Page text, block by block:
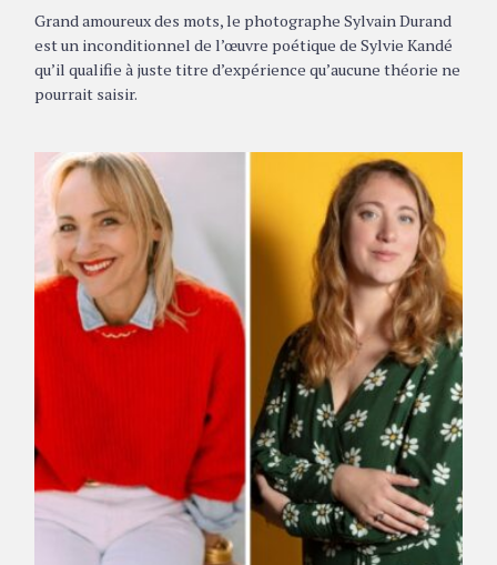
Grand amoureux des mots, le photographe Sylvain Durand
est un inconditionnel de l’œuvre poétique de Sylvie Kandé
qu’il qualifie à juste titre d’expérience qu’aucune théorie ne
pourrait saisir.